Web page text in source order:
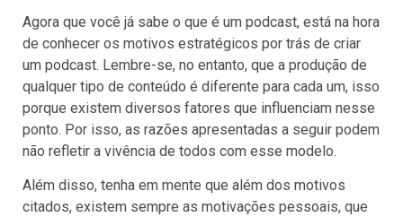
Agora que você já sabe o que é um podcast, está na hora
de conhecer os motivos estratégicos por trás de criar
um podcast. Lembre-se, no entanto, que a produção de
qualquer tipo de conteúdo é diferente para cada um, isso
porque existem diversos fatores que influenciam nesse
ponto. Por isso, as razões apresentadas a seguir podem
não refletir a vivência de todos com esse modelo.
Além disso, tenha em mente que além dos motivos
citados, existem sempre as motivações pessoais, que